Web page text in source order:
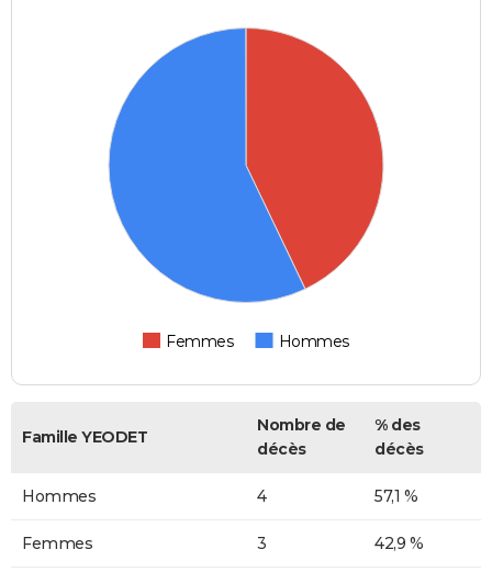
Femmes Hommes
Famille YEODET
Nombre de
décès
% des
décès
Hommes 4 57,1 %
Femmes 3 42,9 %